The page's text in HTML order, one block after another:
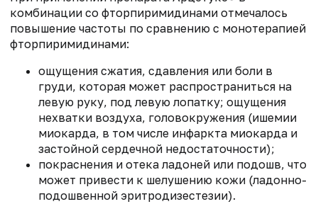
комбинации со фторпиримидинами отмечалось
повышение частоты по сравнению с монотерапией
фторпиримидинами:
ощущения сжатия, сдавления или боли в
груди, которая может распространиться на
левую руку, под левую лопатку; ощущения
нехватки воздуха, головокружения (ишемии
миокарда, в том числе инфаркта миокарда и
застойной сердечной недостаточности);
покраснения и отека ладоней или подошв, что
может привести к шелушению кожи (ладонно-
подошвенной эритродизестезии).